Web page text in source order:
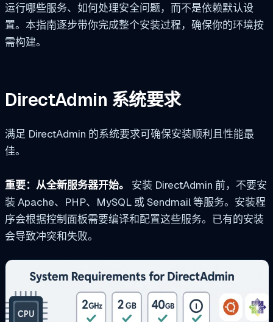
运行哪些服务、如何处理安全问题，而不是依赖默认设
置。本指南逐步带你完成整个安装过程，确保你的环境按
需构建。
DirectAdmin 系统要求
满足 DirectAdmin 的系统要求可确保安装顺利且性能最
佳。
重要：从全新服务器开始。
安装 DirectAdmin 前，不要安
装 Apache、PHP、MySQL 或 Sendmail 等服务。安装程
序会根据控制面板需要编译和配置这些服务。已有的安装
会导致冲突和失败。